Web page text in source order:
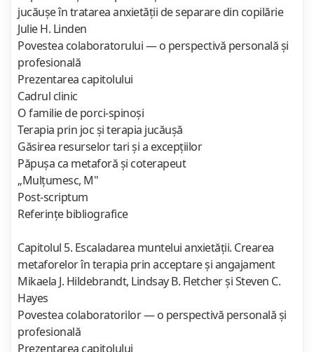
jucăuşe în tratarea anxietăţii de separare din copilărie
Julie H. Linden
Povestea colaboratorului — o perspectivă personală şi
profesională
Prezentarea capitolului
Cadrul clinic
O familie de porci-spinoşi
Terapia prin joc şi terapia jucăuşă
Găsirea resurselor tari şi a excepţiilor
Păpuşa ca metaforă şi coterapeut
„Mulţumesc, M"
Post-scriptum
Referinţe bibliografice
Capitolul 5. Escaladarea muntelui anxietăţii. Crearea
metaforelor în terapia prin acceptare şi angajament
Mikaela J. Hildebrandt, Lindsay B. Fletcher şi Steven C.
Hayes
Povestea colaboratorilor — o perspectivă personală şi
profesională
Prezentarea capitolului